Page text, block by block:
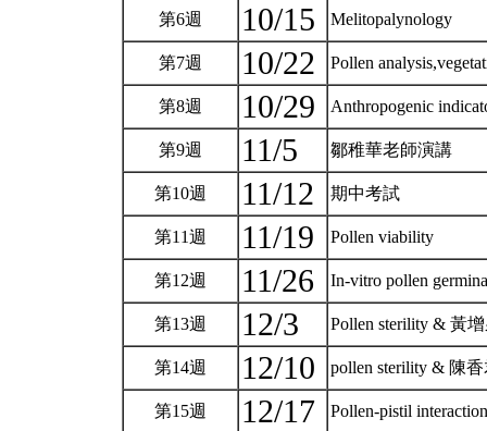
第6週 10/15 Melitopalynology
第7週 10/22 Pollen
第8週 10/29 Anthropogenic
第9週 11/5 鄒稚華老師演講
第10週 11/12 期中考試
第11週 11/19 Pollen viability
第12週 11/26 In-vitro pollen
第13週 12/3 Pollen sterility & 黃
第14週 12/10 pollen sterility & 陳
第15週 12/17 Pollen-pistil